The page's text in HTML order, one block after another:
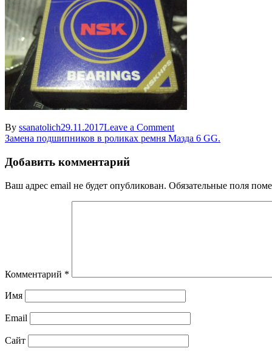
By ssanatolich29.11.2017Leave a Commenton
фото2
Навигация
по
записям
Замена подшипников в роликах ремня Мазда 6 GG.
Добавить комментарий
Ваш адрес email не будет опубликован. Обязательные поля
Комментарий *
Имя
Email
Сайт